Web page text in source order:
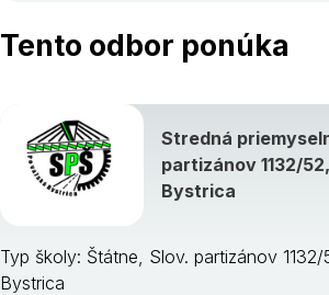
Tento odbor ponúka
Stredná
partizánov 1132/
Bystrica
Typ školy: Štátne, Slov. partizánov
Bystrica